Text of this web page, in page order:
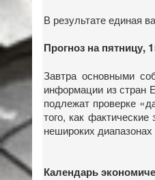
В результате единая
Прогноз на пятницу,
Завтра основными
информации из стран
подлежат проверке
того, как
нешироких
Календарь